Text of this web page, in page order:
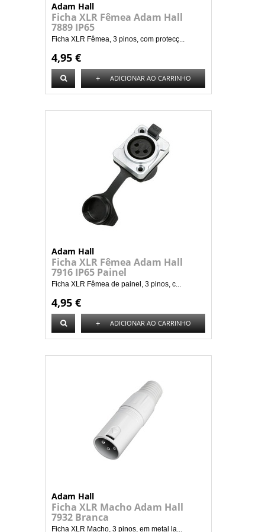
Adam Hall
Ficha XLR Fêmea Adam Hall
7889 IP65
Ficha XLR Fêmea, 3 pinos, com protecç...
4,95 €
+ ADICIONAR AO CARRINHO
Adam Hall
Ficha XLR Fêmea Adam Hall
7916 IP65 Painel
Ficha XLR Fêmea de painel, 3 pinos, c...
4,95 €
+ ADICIONAR AO CARRINHO
Adam Hall
Ficha XLR Macho Adam Hall
7932 Branca
Ficha XLR Macho, 3 pinos, em metal la...